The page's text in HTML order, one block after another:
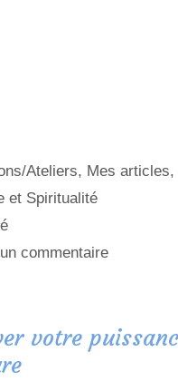
Ateliers, Mes articles,
et Spiritualité
commentaire
votre